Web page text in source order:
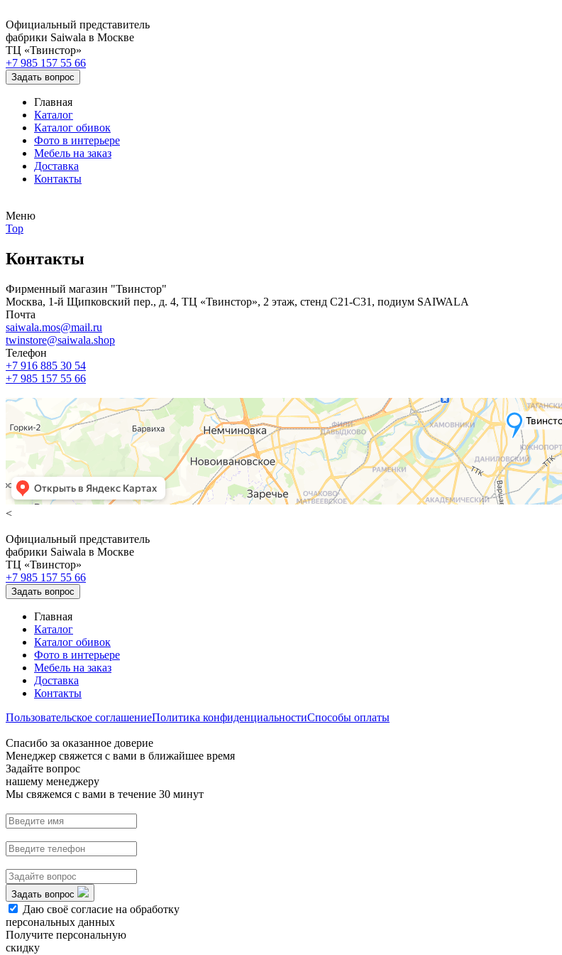
Официальный представитель
фабрики Saiwala в Москве
ТЦ «Твинстор»
+7 985 157 55 66
Задать вопрос
Главная
Каталог
Каталог обивок
Фото в интерьере
Мебель на заказ
Доставка
Контакты
Меню
Top
Контакты
Фирменный магазин "Твинстор"
Москва, 1-й Щипковский пер., д. 4, ТЦ «Твинстор», 2 этаж, стенд С21-С31, подиум SAIWALA
Почта
saiwala.mos@mail.ru
twinstore@saiwala.shop
Телефон
+7 916 885 30 54
+7 985 157 55 66
<
Официальный представитель
фабрики Saiwala в Москве
ТЦ «Твинстор»
+7 985 157 55 66
Задать вопрос
Главная
Каталог
Каталог обивок
Фото в интерьере
Мебель на заказ
Доставка
Контакты
Пользовательское соглашениеПолитика конфиденциальностиСпособы оплаты
Спасибо за оказанное доверие
Менеджер свяжется с вами в ближайшее время
Задайте вопрос
нашему менеджеру
Мы свяжемся с вами в течение 30 минут
Задать вопрос
Даю своё согласие на обработку
персональных данных
Получите персональную
скидку